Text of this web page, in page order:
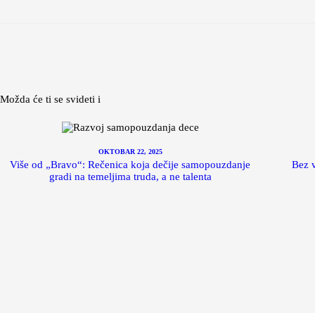
Možda će ti se svideti i
OKTOBAR 22, 2025
Više od „Bravo“: Rečenica koja dečije samopouzdanje
gradi na temeljima truda, a ne talenta
Bez